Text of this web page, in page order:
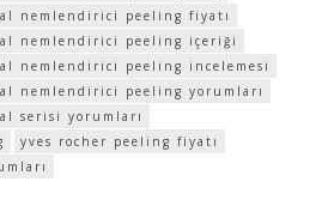
nemlendirici peeling fiyatı
nemlendirici peeling içeriği
nemlendirici peeling incelemesi
nemlendirici peeling yorumları
serisi yorumları
yves rocher peeling fiyatı